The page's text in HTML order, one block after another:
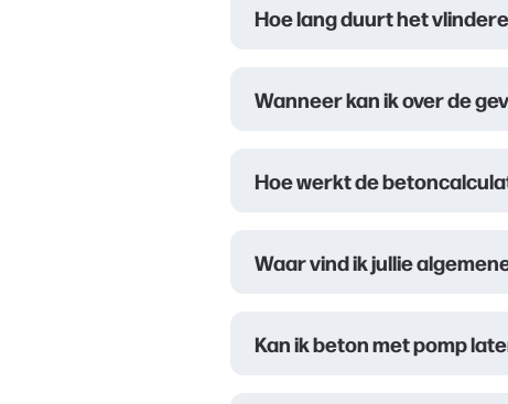
Hoe lang duurt het
Wanneer kan ik over de
Hoe werkt de
Waar vind ik jullie
Kan ik beton met pomp